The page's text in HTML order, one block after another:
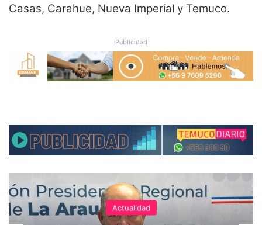
Casas, Carahue, Nueva Imperial y Temuco.
Publicidad
Actualidad